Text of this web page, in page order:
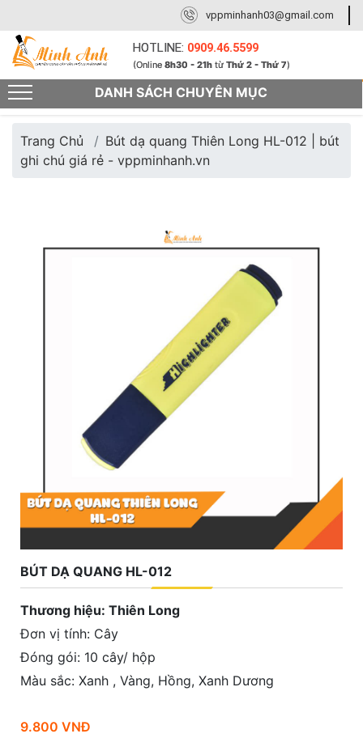
DANH SÁCH CHUYÊN MỤC
vppminhanh03@gmail.com
HOTLINE: 0909.46.5599
(Online8h30 - 21h từThứ 2 - Thứ 7)
Trang Chủ
Bút dạ quang Thiên Long HL-012 | bút
ghi chú giá rẻ - vppminhanh.vn
BÚT DẠ QUANG HL-012
Thương hiệu: Thiên Long
Đơn vị tính: Cây
Đóng gói: 10 cây/ hộp
Màu sắc: Xanh , Vàng, Hồng, Xanh Dương
9.800 VNĐ